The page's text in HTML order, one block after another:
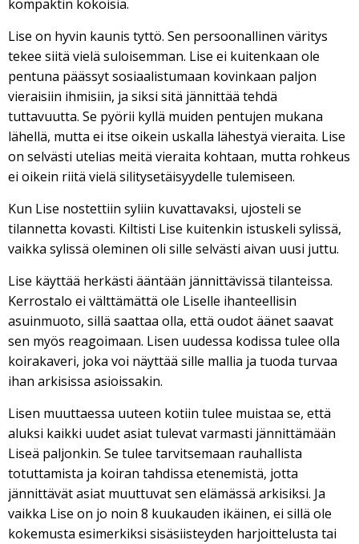
kompaktin kokoisia.
Lise on hyvin kaunis tyttö. Sen persoonallinen väritys
tekee siitä vielä suloisemman. Lise ei kuitenkaan ole
pentuna päässyt sosiaalistumaan kovinkaan paljon
vieraisiin ihmisiin, ja siksi sitä jännittää tehdä
tuttavuutta. Se pyörii kyllä muiden pentujen mukana
lähellä, mutta ei itse oikein uskalla lähestyä vieraita. Lise
on selvästi utelias meitä vieraita kohtaan, mutta rohkeus
ei oikein riitä vielä silitysetäisyydelle tulemiseen.
Kun Lise nostettiin syliin kuvattavaksi, ujosteli se
tilannetta kovasti. Kiltisti Lise kuitenkin istuskeli sylissä,
vaikka sylissä oleminen oli sille selvästi aivan uusi juttu.
Lise käyttää herkästi ääntään jännittävissä tilanteissa.
Kerrostalo ei välttämättä ole Liselle ihanteellisin
asuinmuoto, sillä saattaa olla, että oudot äänet saavat
sen myös reagoimaan. Lisen uudessa kodissa tulee olla
koirakaveri, joka voi näyttää sille mallia ja tuoda turvaa
ihan arkisissa asioissakin.
Lisen muuttaessa uuteen kotiin tulee muistaa se, että
aluksi kaikki uudet asiat tulevat varmasti jännittämään
Liseä paljonkin. Se tulee tarvitsemaan rauhallista
totuttamista ja koiran tahdissa etenemistä, jotta
jännittävät asiat muuttuvat sen elämässä arkisiksi. Ja
vaikka Lise on jo noin 8 kuukauden ikäinen, ei sillä ole
kokemusta esimerkiksi sisäsiisteyden harjoittelusta tai